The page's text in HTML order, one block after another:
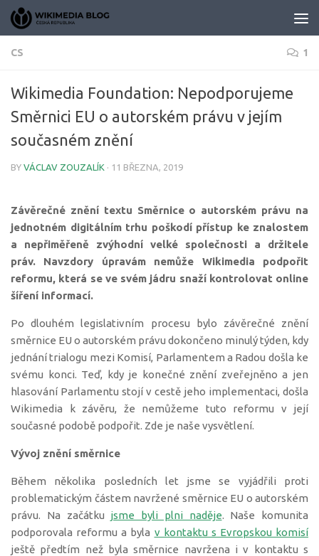
Skip to content
CS 1
Wikimedia Foundation: Nepodporujeme
Směrnici EU o autorském právu v jejím
současném znění
BY VÁCLAV ZOUZALÍK · 11 BŘEZNA, 2019
Závěrečné znění textu Směrnice o autorském právu na
jednotném digitálním trhu poškodí přístup ke znalostem
a nepřiměřeně zvýhodní velké společnosti a držitele
práv. Navzdory úpravám nemůže Wikimedia podpořit
reformu, která se ve svém jádru snaží kontrolovat online
šíření informací.
Po dlouhém legislativním procesu bylo závěrečné znění
směrnice EU o autorském právu dokončeno minulý týden, kdy
jednání trialogu mezi Komisí, Parlamentem a Radou došla ke
svému konci. Teď, kdy je konečné znění zveřejněno a jen
hlasování Parlamentu stojí v cestě jeho implementaci, došla
Wikimedia k závěru, že nemůžeme tuto reformu v její
současné podobě podpořit. Zde je naše vysvětlení.
Vývoj znění směrnice
Během několika posledních let jsme se vyjádřili proti
problematickým částem navržené směrnice EU o autorském
právu. Na začátku jsme byli plni naděje. Naše komunita
podporovala reformu a byla v kontaktu s Evropskou komisí
ještě předtím než byla směrnice navržena i v kontaktu s